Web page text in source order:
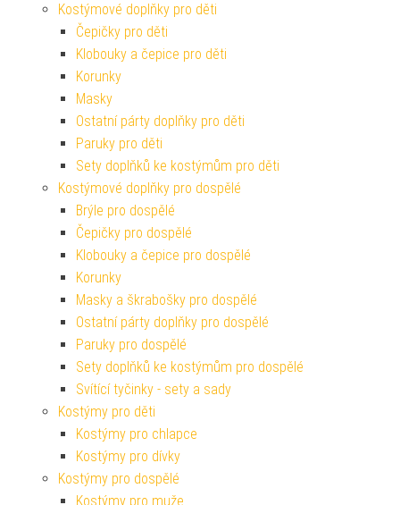
Kostýmové doplňky pro děti
Čepičky pro děti
Klobouky a čepice pro děti
Korunky
Masky
Ostatní párty doplňky pro děti
Paruky pro děti
Sety doplňků ke kostýmům pro děti
Kostýmové doplňky pro dospělé
Brýle pro dospělé
Čepičky pro dospělé
Klobouky a čepice pro dospělé
Korunky
Masky a škrabošky pro dospělé
Ostatní párty doplňky pro dospělé
Paruky pro dospělé
Sety doplňků ke kostýmům pro dospělé
Svítící tyčinky - sety a sady
Kostýmy pro děti
Kostýmy pro chlapce
Kostýmy pro dívky
Kostýmy pro dospělé
Kostýmy pro muže